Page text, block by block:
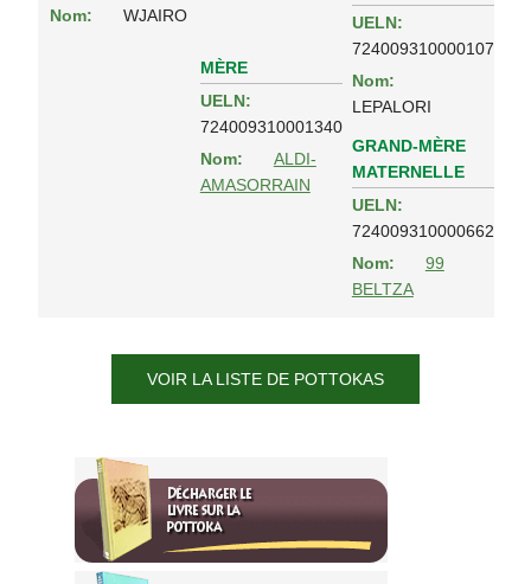
Nom:
WJAIRO
MÈRE
UELN:
724009310001340
Nom:
ALDI-
AMASORRAIN
UELN:
724009310000107
Nom:
LEPALORI
GRAND-MÈRE
MATERNELLE
UELN:
724009310000662
Nom:
99
BELTZA
VOIR LA LISTE DE POTTOKAS